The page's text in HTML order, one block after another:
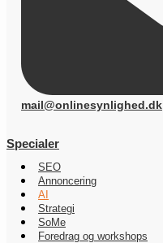
mail@onlinesynlighed.dk
Specialer
SEO
Annoncering
AI
Strategi
SoMe
Foredrag og workshops